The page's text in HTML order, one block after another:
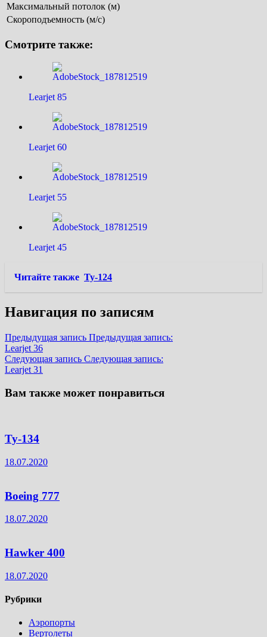
Максимальный потолок (м)
Скороподъемность (м/c)
Смотрите также:
Learjet 85
Learjet 60
Learjet 55
Learjet 45
Читайте также Ту-124
Навигация по записям
Предыдущая запись Предыдущая запись:
Learjet 36
Следующая запись Следующая запись:
Learjet 31
Вам также может понравиться
Ту-134
18.07.2020
Boeing 777
18.07.2020
Hawker 400
18.07.2020
Рубрики
Аэропорты
Вертолеты